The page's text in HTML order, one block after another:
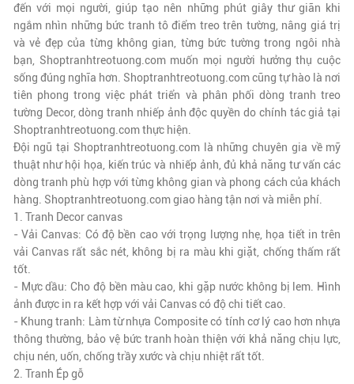
đến với mọi người, giúp tạo nên những phút giây thư giãn khi
ngắm nhìn những bức tranh tô điểm treo trên tường, nâng giá trị
và vẻ đẹp của từng không gian, từng bức tường trong ngôi nhà
bạn, Shoptranhtreotuong.com muốn mọi người hưởng thụ cuộc
sống đúng nghĩa hơn. Shoptranhtreotuong.com cũng tự hào là nơi
tiên phong trong việc phát triển và phân phối dòng tranh treo
tường Decor, dòng tranh nhiếp ảnh độc quyền do chính tác giả tại
Shoptranhtreotuong.com thực hiện.
Đội ngũ tại Shoptranhtreotuong.com là những chuyên gia về mỹ
thuật như hội họa, kiến trúc và nhiếp ảnh, đủ khả năng tư vấn các
dòng tranh phù hợp với từng không gian và phong cách của khách
hàng. Shoptranhtreotuong.com giao hàng tận nơi và miễn phí.
1. Tranh Decor canvas
- Vải Canvas: Có độ bền cao với trọng lượng nhẹ, họa tiết in trên
vải Canvas rất sắc nét, không bị ra màu khi giặt, chống thấm rất
tốt.
- Mực dầu: Cho độ bền màu cao, khi gặp nước không bị lem. Hình
ảnh được in ra kết hợp với vải Canvas có độ chi tiết cao.
- Khung tranh: Làm từ nhựa Composite có tính cơ lý cao hơn nhựa
thông thường, bảo vệ bức tranh hoàn thiện với khả năng chịu lực,
chịu nén, uốn, chống trầy xước và chịu nhiệt rất tốt.
2. Tranh Ép gỗ